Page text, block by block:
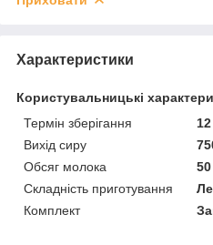
Характеристики
Користувальницькі
Термін зберігання
Вихід сиру
Обсяг молока
50
Складність приготування
Комплект